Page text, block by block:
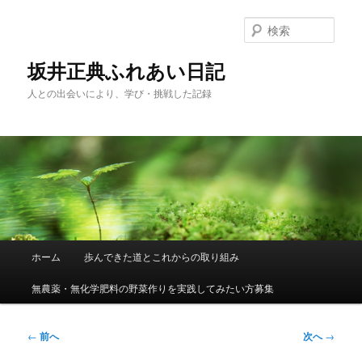
へ
動
坂井正典ふれあい日記
人との出会いにより、学び・挑戦した記録
索
メ
ホーム 歩んできた道とこれからの取り組み
無農薬・無化学肥料の野菜作りを実践してみたい方募集
投
← 前へ 次へ→